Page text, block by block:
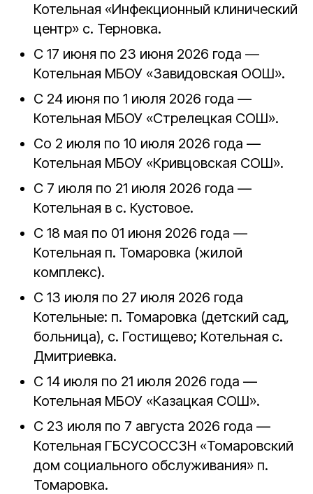
Котельная «Инфекционный клинический
центр» с. Терновка.
С 17 июня по 23 июня 2026 года —
Котельная МБОУ «Завидовская ООШ».
С 24 июня по 1 июля 2026 года —
Котельная МБОУ «Стрелецкая СОШ».
Со 2 июля по 10 июля 2026 года —
Котельная МБОУ «Кривцовская СОШ».
С 7 июля по 21 июля 2026 года —
Котельная в с. Кустовое.
С 18 мая по 01 июня 2026 года —
Котельная п. Томаровка (жилой
комплекс).
С 13 июля по 27 июля 2026 года
Котельные: п. Томаровка (детский сад,
больница), с. Гостищево; Котельная с.
Дмитриевка.
С 14 июля по 21 июля 2026 года —
Котельная МБОУ «Казацкая СОШ».
С 23 июля по 7 августа 2026 года —
Котельная ГБСУСОССЗН «Томаровский
дом социального обслуживания» п.
Томаровка.